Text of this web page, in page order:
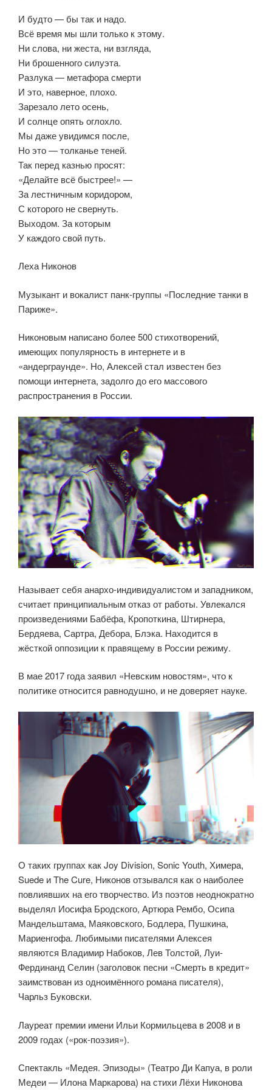
И будто — бы так и надо.
Всё время мы шли только к этому.
Ни слова, ни жеста, ни взгляда,
Ни брошенного силуэта.
Разлука — метафора смерти
И это, наверное, плохо.
Зарезало лето осень,
И солнце опять оглохло.
Мы даже увидимся после,
Но это — толканье теней.
Так перед казнью просят:
«Делайте всё быстрее!» —
За лестничным коридором,
С которого не свернуть.
Выходом. За которым
У каждого свой путь.
Леха Никонов
Музыкант и вокалист панк-группы «Последние танки в
Париже».
Никоновым написано более 500 стихотворений,
имеющих популярность в интернете и в
«андерграунде». Но, Алексей стал известен без
помощи интернета, задолго до его массового
распространения в России.
Называет себя анархо-индивидуалистом и западником,
считает принципиальным отказ от работы. Увлекался
произведениями Бабёфа, Кропоткина, Штирнера,
Бердяева, Сартра, Дебора, Блэка. Находится в
жёсткой оппозиции к правящему в России режиму.
В мае 2017 года заявил «Невским новостям», что к
политике относится равнодушно, и не доверяет науке.
О таких группах как Joy Division, Sonic Youth, Химера,
Suede и The Cure, Никонов отзывался как о наиболее
повлиявших на его творчество. Из поэтов неоднократно
выделял Иосифа Бродского, Артюра Рембо, Осипа
Мандельштама, Маяковского, Бодлера, Пушкина,
Мариенгофа. Любимыми писателями Алексея
являются Владимир Набоков, Лев Толстой, Луи-
Фердинанд Селин (заголовок песни «Смерть в кредит»
заимствован из одноимённого романа писателя),
Чарльз Буковски.
Лауреат премии имени Ильи Кормильцева в 2008 и в
2009 годах («рок-поэзия»).
Спектакль «Медея. Эпизоды» (Театро Ди Капуа, в роли
Медеи — Илона Маркарова) на стихи Лёхи Никонова